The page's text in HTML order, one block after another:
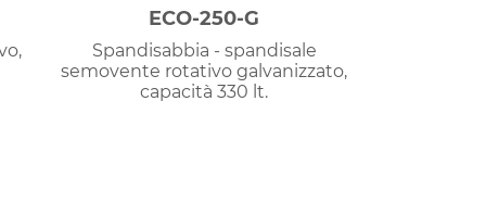
ECO-250-G
Spandisabbia - spandisale
semovente rotativo galvanizzato,
capacità 330 lt.